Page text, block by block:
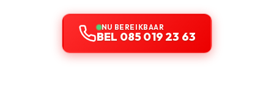
NU BEREIKBAAR
BEL 085 019 23 63